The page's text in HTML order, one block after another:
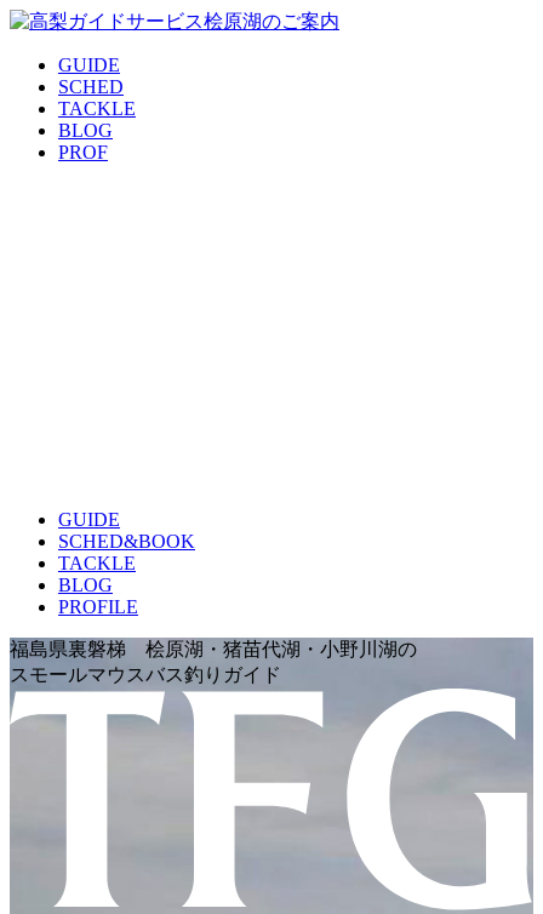
GUIDE
SCHED
TACKLE
BLOG
PROF
GUIDE
SCHED&BOOK
TACKLE
BLOG
PROFILE
福島県裏磐梯 桧原湖・猪苗代湖・小野川湖の
スモールマウスバス釣りガイド